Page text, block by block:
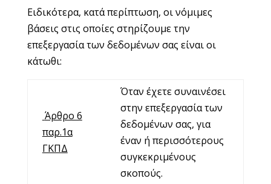
Ειδικότερα, κατά περίπτωση, οι νόμιμες
βάσεις στις οποίες στηρίζουμε την
επεξεργασία των δεδομένων σας είναι οι
κάτωθι:
Άρθρο 6
παρ.1α
ΓΚΠΔ
Όταν έχετε συναινέσει
στην επεξεργασία των
δεδομένων σας, για
έναν ή περισσότερους
συγκεκριμένους
σκοπούς.